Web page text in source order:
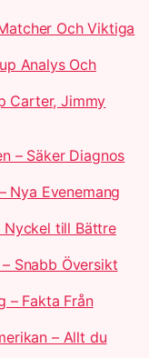
Och Viktiga
Analys Och
Carter, Jimmy
– Säker Diagnos
Nya Evenemang
Nyckel till Bättre
Snabb Översikt
– Fakta Från
– Allt du